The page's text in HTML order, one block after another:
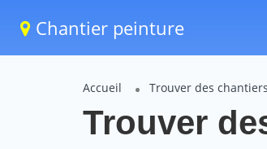
Chantier peinture
Accueil Trouver des
Trouver